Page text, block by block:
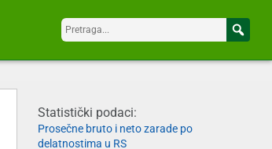
Statistički podaci:
Prosečne bruto i neto zarade po
delatnostima u RS